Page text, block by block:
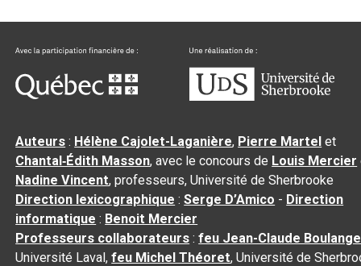
Auteurs : Hélène Cajolet-Laganière, Pierre Martel et
Chantal‑Édith Masson, avec le concours de Louis Mercier
Nadine Vincent, professeurs, Université de Sherbrooke
Direction lexicographique :Serge D’Amico - Direction
informatique : Benoit Mercier
Professeurs collaborateurs :feu Jean-Claude
Université Laval,feu Michel Théoret, Université de